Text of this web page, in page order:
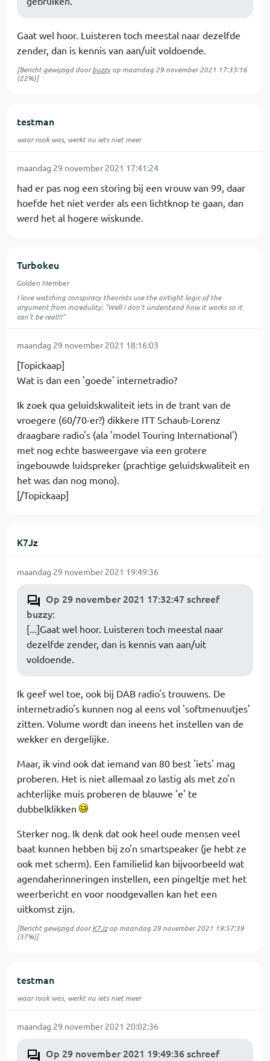
Gaat wel hoor. Luisteren toch meestal naar dezelfde
zender, dan is kennis van aan/uit voldoende.
[Bericht gewijzigd doorbuzzyop maandag 29 november 2021 17:33:16
(22%)]
testman
waar rook was, werkt nu iets niet meer
maandag 29 november 2021 17:41:24
had er pas nog een storing bij een vrouw van 99, daar
hoefde het niet verder als een lichtknop te gaan, dan
werd het al hogere wiskunde.
Turbokeu
Golden Member
I love watching conspiracy theorists use the airtight logic of the
argument from incredulity: "Well I don't understand how it works so it
can't be real!!!"
maandag 29 november 2021 18:16:03
[Topickaap]
Wat is dan een 'goede' internetradio?
Ik zoek qua geluidskwaliteit iets in de trant van de
vroegere (60/70-er?) dikkere ITT Schaub-Lorenz
draagbare radio's (ala 'model Touring International')
met nog echte basweergave via een grotere
ingebouwde luidspreker (prachtige geluidskwaliteit en
het was dan nog mono).
[/Topickaap]
K7Jz
maandag 29 november 2021 19:49:36
Op 29 november 2021 17:32:47 schreef
buzzy:
[...]Gaat wel hoor. Luisteren toch meestal naar
dezelfde zender, dan is kennis van aan/uit
voldoende.
Ik geef wel toe, ook bij DAB radio's trouwens. De
internetradio's kunnen nog al eens vol 'softmenuutjes'
zitten. Volume wordt dan ineens het instellen van de
wekker en dergelijke.
Maar, ik vind ook dat iemand van 80 best 'iets' mag
proberen. Het is niet allemaal zo lastig als met zo'n
achterlijke muis proberen de blauwe 'e' te
dubbelklikken
Sterker nog. Ik denk dat ook heel oude mensen veel
baat kunnen hebben bij zo'n smartspeaker (je hebt ze
ook met scherm). Een familielid kan bijvoorbeeld wat
agendaherinneringen instellen, een pingeltje met het
weerbericht en voor noodgevallen kan het een
uitkomst zijn.
[Bericht gewijzigd doorK7Jzop maandag 29 november 2021 19:57:39
(37%)]
testman
waar rook was, werkt nu iets niet meer
maandag 29 november 2021 20:02:36
Op 29 november 2021 19:49:36 schreef